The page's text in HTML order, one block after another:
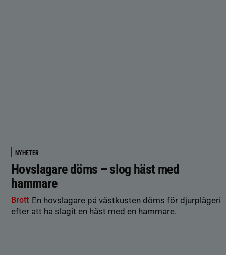
NYHETER
Hovslagare döms – slog häst med
hammare
Brott En hovslagare på västkusten döms för djurplågeri
efter att ha slagit en häst med en hammare.